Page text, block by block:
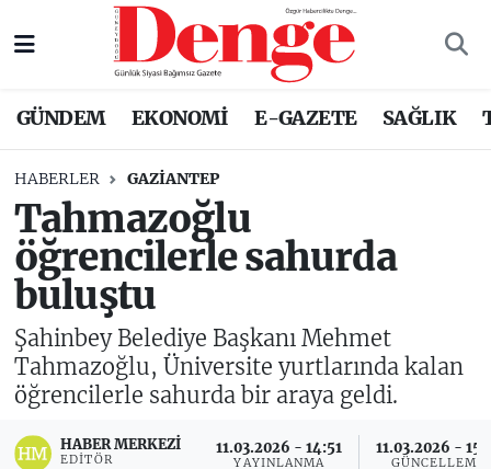
GÜNDEM EKONOMİ E-GAZETE SAĞLIK
HABERLER GAZIANTEP
Tahmazoğlu
öğrencilerle sahurda
buluştu
Şahinbey Belediye Başkanı Mehmet
Tahmazoğlu, Üniversite yurtlarında kalan
öğrencilerle sahurda bir araya geldi.
HABER MERKEZI
EDITÖR
11.03.2026 - 14:51
YAYINLANMA
11.03.2026 -
GÜNCELLEME
Nöbetçi Eczaneler
Trafik Durumu
Süper Lig Puan Durumu ve Fikstür
Tüm Manşetler
Son Dakika Haberleri